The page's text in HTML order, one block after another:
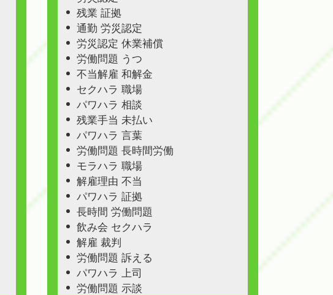
残業 証拠
通勤 労災認定
労災認定 休業補償
労働問題 うつ
不当解雇 和解金
セクハラ 職場
パワハラ 相談
残業手当 未払い
パワハラ 言葉
労働問題 長時間労働
モラハラ 職場
解雇理由 不当
パワハラ 証拠
長時間 労働問題
飲み会 セクハラ
解雇 裁判
労働問題 訴える
パワハラ 上司
労働問題 示談